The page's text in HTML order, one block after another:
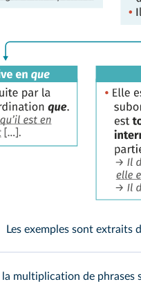
Les exemples sont extraits
la multiplication de phrases